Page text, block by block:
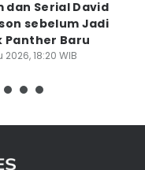
dan Serial David
sebelum Jadi
Panther Baru
2026, 18:20 WIB